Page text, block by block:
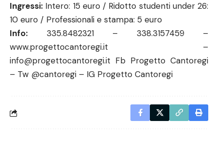
Ingressi: Intero: 15 euro / Ridotto studenti under 26:
10 euro / Professionali e stampa: 5 euro
Info: 335.8482321 – 338.3157459 –
www.progettocantoregi.it –
info@progettocantoregi.it Fb Progetto Cantoregi
– Tw @cantoregi – IG Progetto Cantoregi